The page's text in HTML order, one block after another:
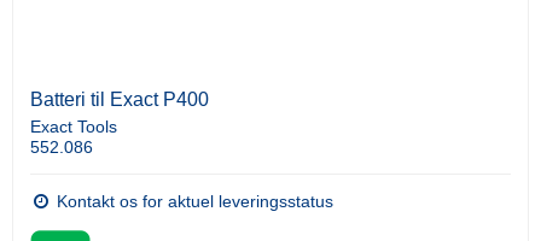
Batteri til Exact P400
Exact Tools
552.086
Kontakt os for aktuel leveringsstatus